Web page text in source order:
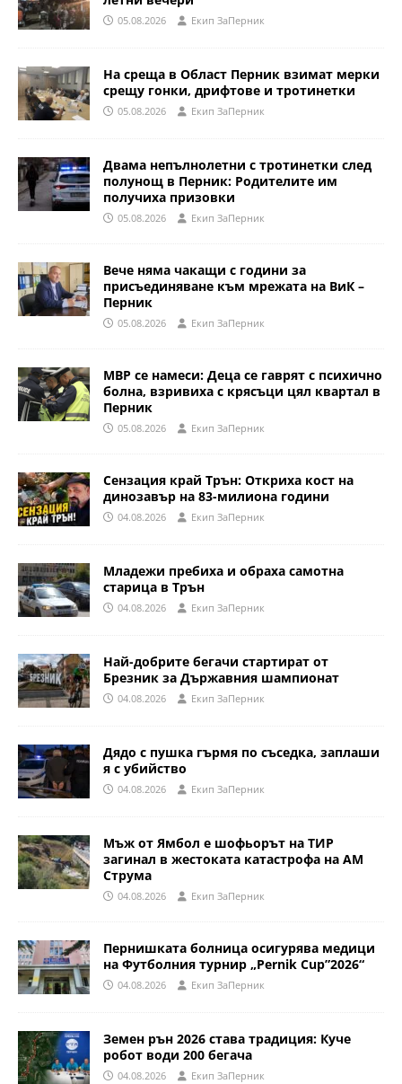
05.08.2026 Eкип ЗаПерник
На среща в Област Перник взимат мерки
срещу гонки, дрифтове и тротинетки
05.08.2026 Eкип ЗаПерник
Двама непълнолетни с тротинетки след
полунощ в Перник: Родителите им
получиха призовки
05.08.2026 Eкип ЗаПерник
Вече няма чакащи с години за
присъединяване към мрежата на ВиК –
Перник
05.08.2026 Eкип ЗаПерник
МВР се намеси: Деца се гаврят с психично
болна, взривиха с крясъци цял квартал в
Перник
05.08.2026 Eкип ЗаПерник
Сензация край Трън: Откриха кост на
динозавър на 83-милиона години
04.08.2026 Eкип ЗаПерник
Младежи пребиха и обраха самотна
старица в Трън
04.08.2026 Eкип ЗаПерник
Най-добрите бегачи стартират от
Брезник за Държавния шампионат
04.08.2026 Eкип ЗаПерник
Дядо с пушка гърмя по съседка, заплаши
я с убийство
04.08.2026 Eкип ЗаПерник
Мъж от Ямбол е шофьорът на ТИР
загинал в жестоката катастрофа на АМ
Струма
04.08.2026 Eкип ЗаПерник
Пернишката болница осигурява медици
на Футболния турнир „Pernik Cup”2026“
04.08.2026 Eкип ЗаПерник
Земен рън 2026 става традиция: Куче
робот води 200 бегача
04.08.2026 Eкип ЗаПерник